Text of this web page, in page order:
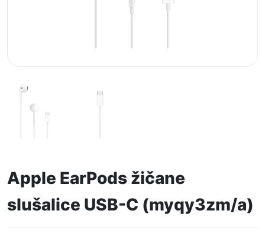
Apple EarPods žičane
slušalice USB-C (myqy3zm/a)